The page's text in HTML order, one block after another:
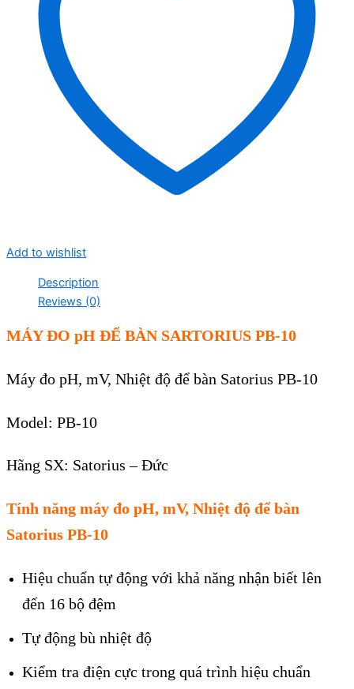
Add to wishlist
Description
Reviews (0)
MÁY ĐO pH ĐỂ BÀN SARTORIUS PB-10
Máy đo pH, mV, Nhiệt độ để bàn Satorius PB-10
Model: PB-10
Hãng SX: Satorius – Đức
Tính năng máy đo pH, mV, Nhiệt độ để bàn
Satorius PB-10
Hiệu chuẩn tự động với khả năng nhận biết lên
đến 16 bộ đệm
Tự động bù nhiệt độ
Kiểm tra điện cực trong quá trình hiệu chuẩn